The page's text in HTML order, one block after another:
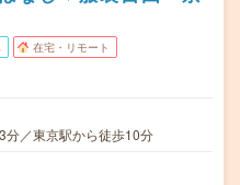
在宅・リモート
分／東京駅から徒歩10分